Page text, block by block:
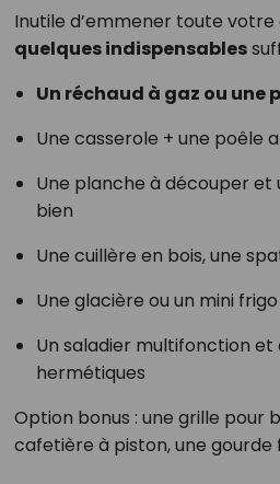
Inutile d’emmener toute votre
quelques indispensables
Un réchaud à gaz ou
Une casserole + une poêle
Une planche à découper et
bien
Une cuillère en bois, une
Une glacière ou un mini
Un saladier multifonction
hermétiques
Option bonus : une grille pour
cafetière à piston, une gourde